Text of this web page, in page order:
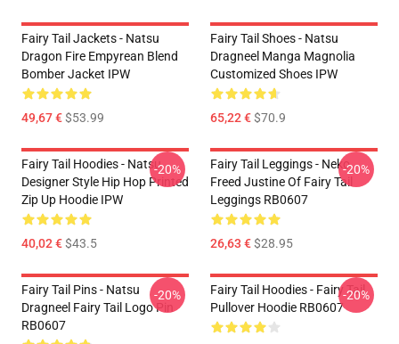
Fairy Tail Jackets - Natsu
Dragon Fire Empyrean Blend
Bomber Jacket IPW
49,67 €$53.99
Fairy Tail Shoes - Natsu
Dragneel Manga Magnolia
Customized Shoes IPW
65,22 €$70.9
Fairy Tail Hoodies - Natsu
Designer Style Hip Hop Printed
Zip Up Hoodie IPW
40,02 €$43.5
-20%
Fairy Tail Leggings - Neko
Freed Justine Of Fairy Tail
Leggings RB0607
26,63 €$28.95
-20%
Fairy Tail Pins - Natsu
Dragneel Fairy Tail Logo Pin
RB0607
-20%
Fairy Tail Hoodies - Fairy Tail
Pullover Hoodie RB0607
-20%